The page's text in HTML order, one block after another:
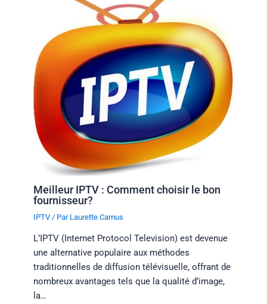
Meilleur IPTV : Comment choisir le bon
fournisseur?
IPTV / Par Laurette Camus
L’IPTV (Internet Protocol Television) est devenue
une alternative populaire aux méthodes
traditionnelles de diffusion télévisuelle, offrant de
nombreux avantages tels que la qualité d’image,
la…